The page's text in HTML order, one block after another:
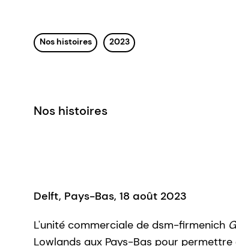
Nos histoires 2023
Nos histoires
Delft, Pays-Bas, 18 août 2023
L'unité commerciale de dsm-firmenich
Lowlands aux Pays-Bas pour